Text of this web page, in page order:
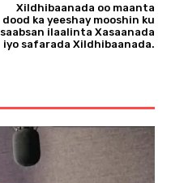
Xildhibaanada oo maanta
dood ka yeeshay mooshin ku
saabsan ilaalinta Xasaanada
iyo safarada Xildhibaanada.